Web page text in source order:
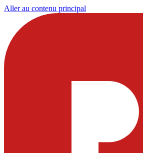
Aller au contenu principal